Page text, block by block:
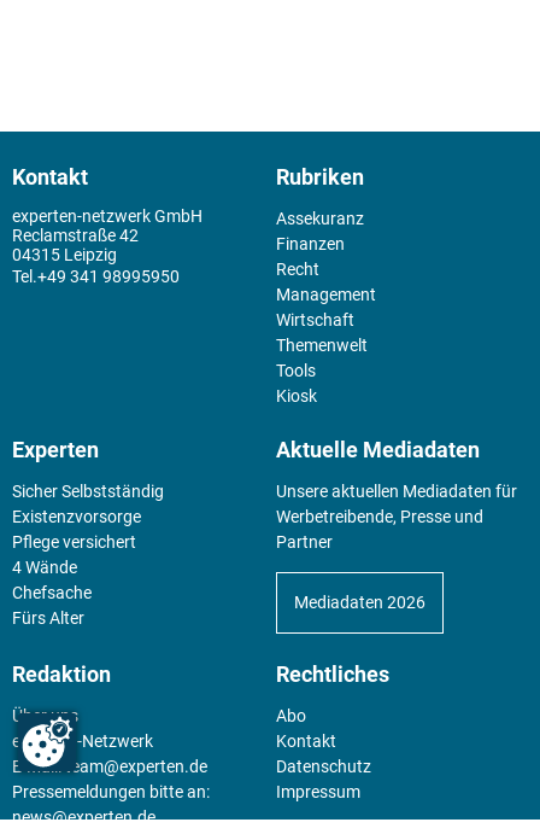
Kontakt
experten-netzwerk GmbH
Reclamstraße 42
04315 Leipzig
+49 341 98995950
Rubriken
Assekuranz
Finanzen
Recht
Management
Wirtschaft
Themenwelt
Tools
Kiosk
Experten
Sicher Selbstständig
Existenz­vorsorge
Pflege versichert
4 Wände
Chefsache
Fürs Alter
Aktuelle Mediadaten
Unsere aktuellen Mediadaten für
Werbetreibende, Presse und
Partner
Mediadaten 2026
Redaktion
Über uns
experten-Netzwerk
E-Mail: team@experten.de
Pressemeldungen bitte an:
news@experten.de
Rechtliches
Abo
Kontakt
Datenschutz
Impressum